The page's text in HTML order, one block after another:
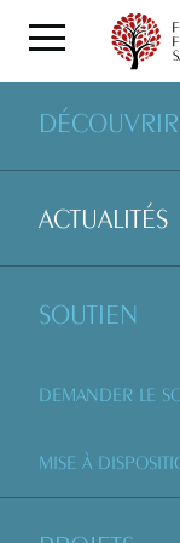
DÉCOUVRIR
ACTUALITÉS
SOUTIEN
DEMANDER LE
MISE À
ACTUALITÉS| «
«
PAS